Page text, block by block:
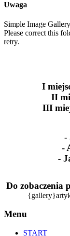
Uwaga
Simple Image
Please correct this
retry.
I
II
III
-
-
-
Do zobaczenia
Menu
START